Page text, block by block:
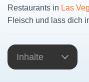
Restaurants in Las
Fleisch und lass dich
Inhalte